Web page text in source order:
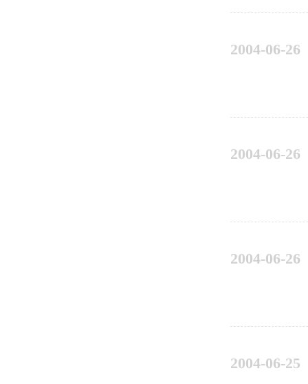
2004-06-26
2004-06-26
2004-06-26
2004-06-25